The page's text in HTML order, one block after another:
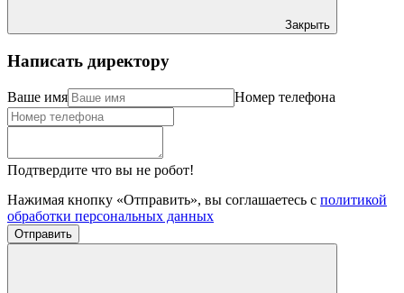
Закрыть
Написать директору
Ваше имя Номер телефона
Подтвердите что вы не робот!
Нажимая кнопку «Отправить», вы соглашаетесь с политикой
обработки персональных данных
Отправить